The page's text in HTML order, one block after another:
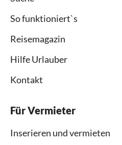
So funktioniert`s
Reisemagazin
Hilfe Urlauber
Kontakt
Für Vermieter
Inserieren und vermieten